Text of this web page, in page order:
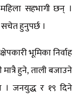
सहभागी छन् ।
हुनुपर्छ ।
भूमिका निर्वाह
हुने, ताली बजाउने
। जनयुद्ध र १९ दिने